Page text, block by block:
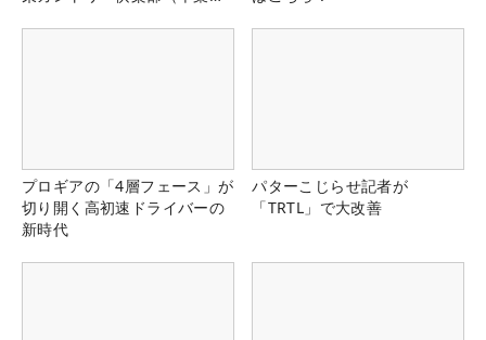
プロギアの「4層フェース」が
切り開く高初速ドライバーの
新時代
パターこじらせ記者が
「TRTL」で大改善